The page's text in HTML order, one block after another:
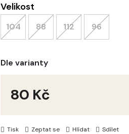
Velikost
104 88 112 96
Tisk Zeptat se Hlídat Sdílet
Dle varianty
80 Kč